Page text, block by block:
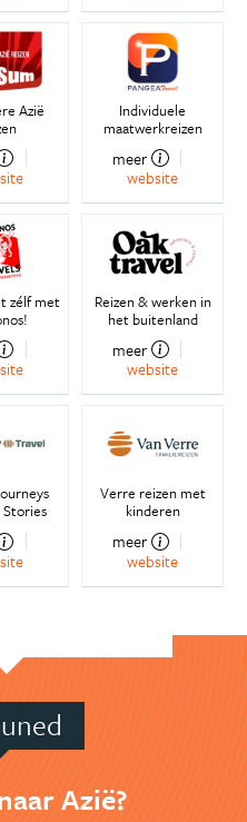
Azië
Individuele
maatwerkreizen
meer
website
zélf met
Reizen & werken in
het buitenland
meer
website
Verre reizen met
kinderen
meer
website
Azië?